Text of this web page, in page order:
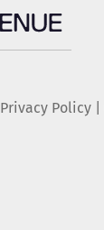
Privacy Policy|